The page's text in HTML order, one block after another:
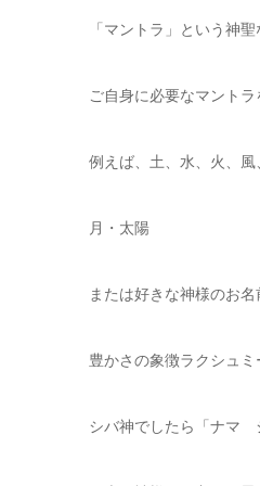
「マントラ」という神
ご自身に必要なマントラ
例えば、土、水、火、
月・太陽
または好きな神様のお名
豊かさの象徴ラクシュ
シバ神でしたら「ナマ